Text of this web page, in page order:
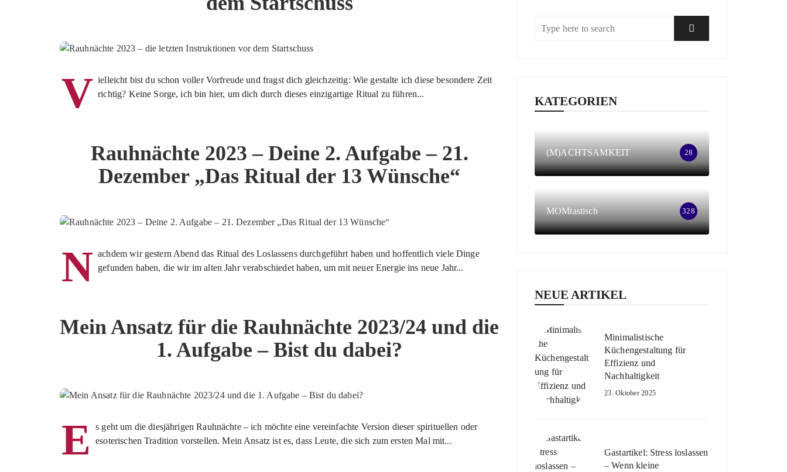
V ielleicht bist du schon voller Vorfreude und fragst dich gleichzeitig: Wie gestalte ich diese besondere Zeit
richtig? Keine Sorge, ich bin hier, um dich durch dieses einzigartige Ritual zu führen...
Rauhnächte 2023 – Deine 2. Aufgabe – 21.
Dezember „Das Ritual der 13 Wünsche“
N achdem wir gestern Abend das Ritual des Loslassens durchgeführt haben und hoffentlich viele Dinge
gefunden haben, die wir im alten Jahr verabschiedet haben, um mit neuer Energie ins neue Jahr...
Mein Ansatz für die Rauhnächte 2023/24 und die
1. Aufgabe – Bist du dabei?
E
s geht um die diesjährigen Rauhnächte – ich möchte eine vereinfachte Version dieser spirituellen oder
esoterischen Tradition vorstellen. Mein Ansatz ist es, dass Leute, die sich zum ersten Mal mit...
KATEGORIEN
(M)ACHTSAMKEIT 28
MOMtastisch 328
NEUE ARTIKEL
Minimalistische
Küchengestaltung für
Effizienz und
Nachhaltigkeit
23. Oktober 2025
Gastartikel: Stress loslassen
– Wenn kleine